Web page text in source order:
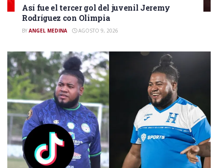
Así fue el tercer gol del juvenil Jeremy
Rodríguez con Olimpia
BY ANGEL MEDINA AGOSTO 9, 2026